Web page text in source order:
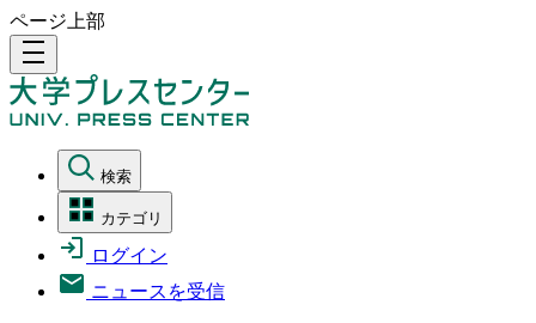
ページ上部
density_medium
検索
カテゴリ
ログイン
ニュースを受信